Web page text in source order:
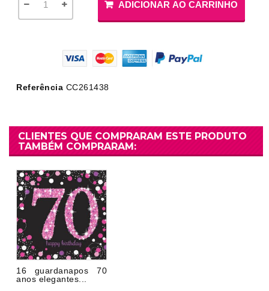
ADICIONAR AO CARRINHO
Referência CC261438
CLIENTES QUE COMPRARAM ESTE PRODUTO
TAMBÉM COMPRARAM:
16 guardanapos 70
anos elegantes...